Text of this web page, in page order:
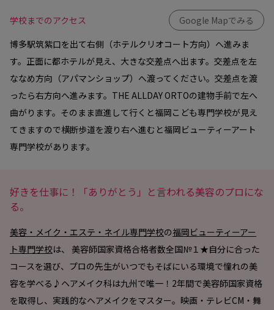
学校までのアクセス
Google Mapでみる
博多駅筑紫口を出て右側（ホテルクリオコート方向）へ進みま
す。正面に都ホテルが見え、大きな交差点へ出ます。交差点を左
ななめ方向（アパマンショップ）へ渡ってください。交差点を渡
ったら右方向へ進みます。THE ALLDAY ORTOの建物手前で左へ
曲がります。そのまま直進して行くと福岡こども専門学校が見え
てきますので横断歩道を渡り右へ進むと福岡ビューティーアート
専門学校があります。
好きを仕事に！「ありがとう」と言われる美容のプロにな
る。
美容・メイク・エステ・ネイル専門学校の福岡ビューティーアー
ト専門学校は、 美容師国家資格合格者数全国№１★自分に合った
コースを選び、プロの先生がいつでもそばにいる環境で憧れの美
容を学べる♪ヘアメイク科は九州で唯一！2年間で美容師国家資格
を取得し、実践的なヘアメイクをマスター。映画・テレビCM・舞